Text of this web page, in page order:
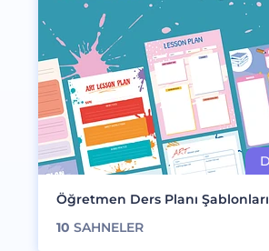
Öğretmen Ders Planı Şablonları
10 SAHNELER